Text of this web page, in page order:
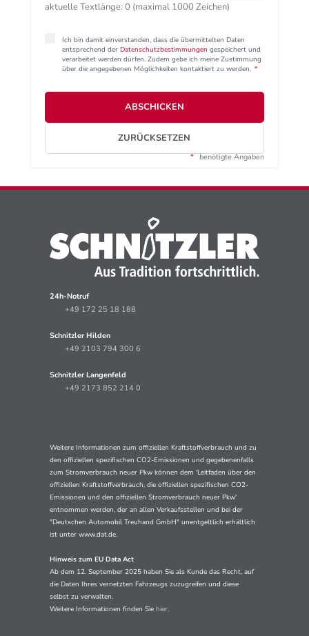
aktuelle Textlänge: 0 (maximal 1000 Zeichen)
Ich bin damit einverstanden, dass die übermittelten Daten
entsprechend der Datenschutzbestimmungen gespeichert und
verarbeitet werden dürfen. Zudem gebe ich meine Zustimmung
über die angegebenen Möglichkeiten kontaktiert zu werden. *
ABSCHICKEN
ZURÜCKSETZEN
* benötigte Angaben
24h-Notruf
+49 172 25 18 188
Schnitzler Hilden
+49 2103 794 300 6
Schnitzler Langenfeld
+49 2173 852 214 0
Weitere Informationen zum offiziellen Kraftstoffverbrauch und zu
den offiziellen spezifischen CO2-Emissionen und gegebenenfalls
zum Stromverbrauch neuer Pkw können dem 'Leitfaden über den
offiziellen Kraftstoffverbrauch, die offiziellen spezifischen CO2-
Emissionen und den offiziellen Stromverbrauch neuer Pkw'
entnommen werden, der an allen Verkaufsstellen und bei der
"Deutschen Automobil Treuhand GmbH" unentgeltlich erhältlich
ist unter www.dat.de.
Hinweis zum EU Data Act
Ab dem 12. September 2025 haben Sie als Kunde das Recht, auf
die Daten Ihres vernetzten Fahrzeugs zuzugreifen und diese
selbst zu verwalten.
Weitere Informationen finden Sie hier.